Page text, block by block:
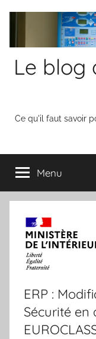
Le blog
Ce qu'il faut savoir
Menu
ERP :
Sécurité en